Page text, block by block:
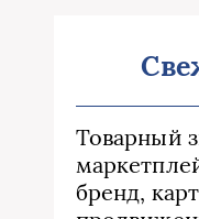
Товарный
бренд,